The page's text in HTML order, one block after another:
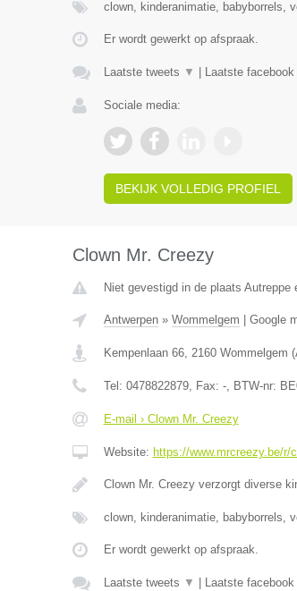
clown, kinderanimatie, babyborrels,
Er wordt gewerkt op afspraak.
Laatste tweets ▼ Laatste
Sociale media:
BEKIJK VOLLEDIG PROFIEL
Clown Mr. Creezy
Niet gevestigd in de plaats Autreppe
Antwerpen» Wommelgem Google
Kempenlaan 66, 2160 Wommelgem (
Tel: 0478822879, Fax: -, BTW-nr:
E-mail › Clown Mr. Creezy
Website: https://www.mrcreezy.be/r/
Clown Mr. Creezy verzorgt diverse
clown, kinderanimatie, babyborrels,
Er wordt gewerkt op afspraak.
Laatste tweets ▼ Laatste